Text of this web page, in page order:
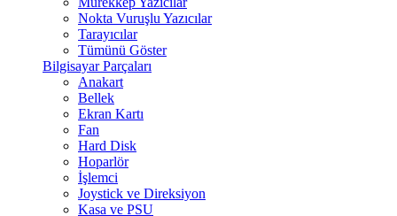
Nokta Vuruşlu Yazıcılar
Tarayıcılar
Tümünü Göster
Bilgisayar Parçaları
Anakart
Bellek
Ekran Kartı
Fan
Hard Disk
Hoparlör
İşlemci
Joystick ve Direksiyon
Kasa ve PSU